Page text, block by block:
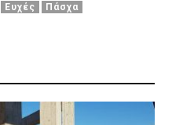
Ευχές Πάσχα